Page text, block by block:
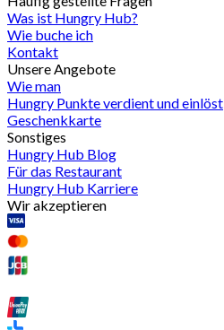
Was ist Hungry Hub?
Wie buche ich
Kontakt
Unsere Angebote
Wie man
Hungry Punkte verdient und einlöst
Geschenkkarte
Sonstiges
Hungry Hub Blog
Für das Restaurant
Hungry Hub Karriere
Wir akzeptieren